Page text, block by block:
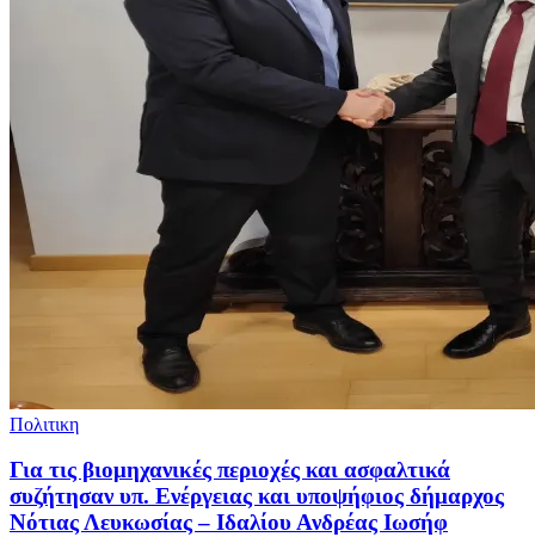
Πολιτικη
Για τις βιομηχανικές περιοχές και ασφαλτικά
συζήτησαν υπ. Ενέργειας και υποψήφιος δήμαρχος
Νότιας Λευκωσίας – Ιδαλίου Ανδρέας Ιωσήφ